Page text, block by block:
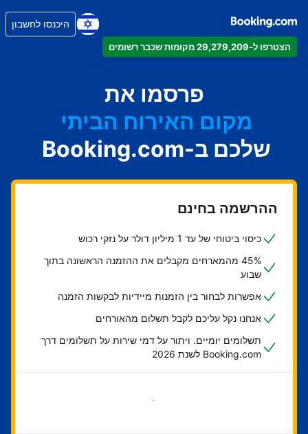
הצטרפו ל-29,279,209 מקומות שכבר רשומים
היכנסו לחשבון
פרסמו את
הדירה
המלון
מקום האירוח הביתי
בית ההארחה
ה-B&B
שלכם ב-Booking.com
ההרשמה בחינם
כיסוי ביטוחי של עד 1 מיליון דולר על נזקי רכוש
45% מהמארחים מקבלים את ההזמנה הראשונה בתוך
שבוע
אפשרות לבחור בין הזמנות מיידיות לבקשות הזמנה
אנחנו נקל עליכם לקבל תשלום מהאורחים
תשלומים יומיים. ויתור על דמי שירות על תשלומים דרך
Booking.com לשנת 2026
בואו נתחיל